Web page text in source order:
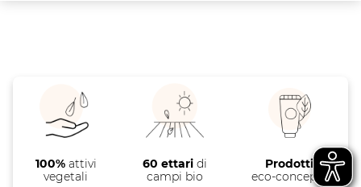
100%attivi
vegetali
60 ettaridi
campi bio
Prodotti
eco-concepiti